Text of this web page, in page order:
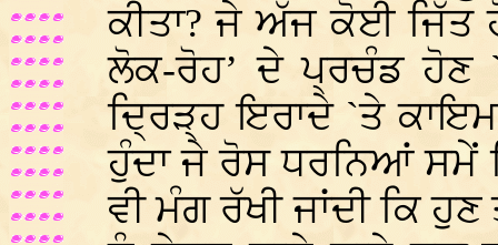
ਕੀਤਾ? ਜੇ ਅੱਜ ਕੋਈ ਜਿੱਤ
ਲੋਕ-ਰੋਹ’ ਦੇ ਪ੍ਰਚੰਡ ਹੋਣ
ਦ੍ਰਿੜ੍ਹ ਇਰਾਦੇ `ਤੇ
ਹੁੰਦਾ ਜੇ ਰੋਸ ਧਰਨਿਆਂ
ਵੀ ਮੰਗ ਰੱਖੀ ਜਾਂਦੀ ਕਿ